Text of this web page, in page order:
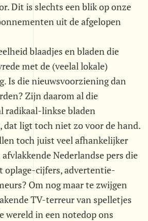
Dit is slechts een blik op onze
uit de afgelopen
blaadjes en bladen die
met de (veelal lokale)
Is die nieuwsvoorziening dan
Zijn daarom al die
radikaal-linkse bladen
dat ligt toch niet zo voor de hand.
toch juist veel afhankelijker
Nederlandse pers die
oplage-cijfers, advertentie-
Om nog maar te zwijgen
TV-terreur van spelletjes
wereld in een notedop ons